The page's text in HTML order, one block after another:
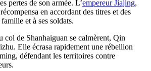
pertes de son armée. L’empereur Jiajing,
en accordant des titres et des
et à ses soldats.
col de Shanhaiguan se calmèrent, Qin
Elle écrasa rapidement une rébellion
défendant les territoires contre